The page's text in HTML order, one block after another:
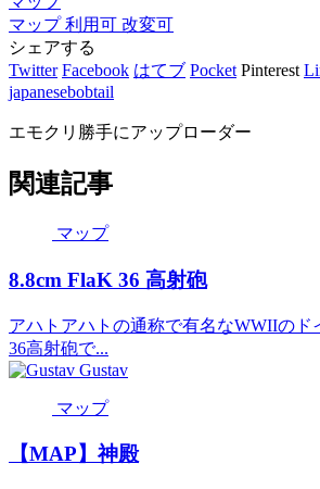
マップ利用可 改変可
シェアする
Twitter Facebook はてブ Pocket Pinterest
japanesebobtail
エモクリ勝手にアップローダー
関連記事
マップ
8.8cm FlaK 36 高射砲
アハトアハトの通称で有名なWWIIのド
36高射砲で...
Gustav
マップ
【MAP】神殿